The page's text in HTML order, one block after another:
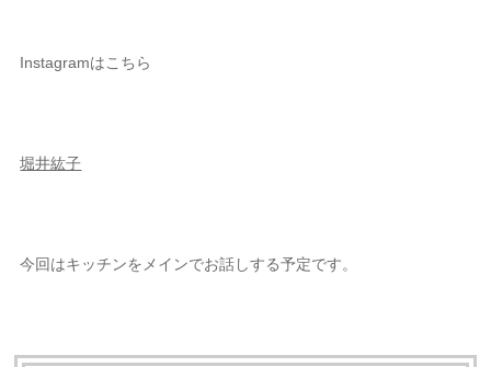
Instagramはこちら
堀井紘子
今回はキッチンをメインでお話しする予定です。